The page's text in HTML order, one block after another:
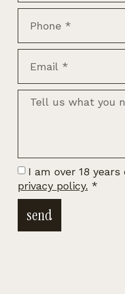
I am over 18
privacy policy. *
send